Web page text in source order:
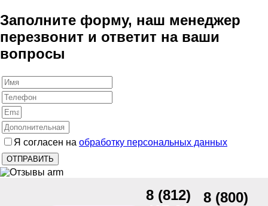
Заполните форму, наш менеджер
перезвонит и ответит на ваши
вопросы
Я согласен на обработку персональных данных
8 (812)
8 (800)